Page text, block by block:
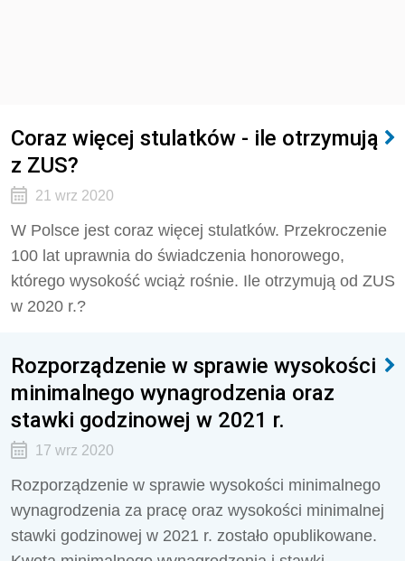
Coraz więcej stulatków - ile otrzymują
z ZUS?
21 wrz 2020
W Polsce jest coraz więcej stulatków. Przekroczenie
100 lat uprawnia do świadczenia honorowego,
którego wysokość wciąż rośnie. Ile otrzymują od ZUS
w 2020 r.?
Rozporządzenie w sprawie wysokości
minimalnego wynagrodzenia oraz
stawki godzinowej w 2021 r.
17 wrz 2020
Rozporządzenie w sprawie wysokości minimalnego
wynagrodzenia za pracę oraz wysokości minimalnej
stawki godzinowej w 2021 r. zostało opublikowane.